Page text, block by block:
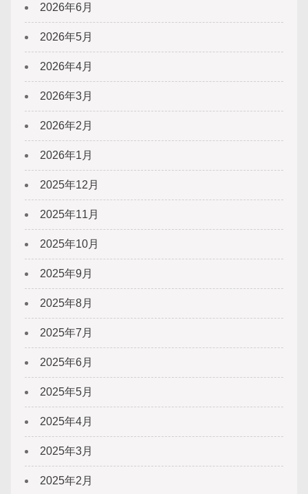
2026年6月
2026年5月
2026年4月
2026年3月
2026年2月
2026年1月
2025年12月
2025年11月
2025年10月
2025年9月
2025年8月
2025年7月
2025年6月
2025年5月
2025年4月
2025年3月
2025年2月